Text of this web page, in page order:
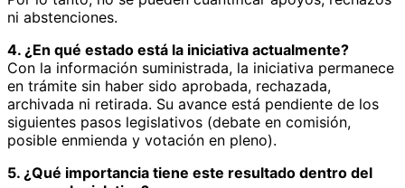
ni abstenciones.
4. ¿En qué estado está la iniciativa actualmente?
Con la información suministrada, la iniciativa permanece
en trámite sin haber sido aprobada, rechazada,
archivada ni retirada. Su avance está pendiente de los
siguientes pasos legislativos (debate en comisión,
posible enmienda y votación en pleno).
5. ¿Qué importancia tiene este resultado dentro del